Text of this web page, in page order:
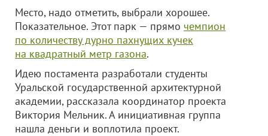
Место, надо отметить, выбрали хорошее.
Показательное. Этот парк — прямо чемпион
по количеству дурно пахнущих кучек
на квадратный метр газона.
Идею постамента разработали студенты
Уральской государственной архитектурной
академии, рассказала координатор проекта
Виктория Мельник. А инициативная группа
нашла деньги и воплотила проект.